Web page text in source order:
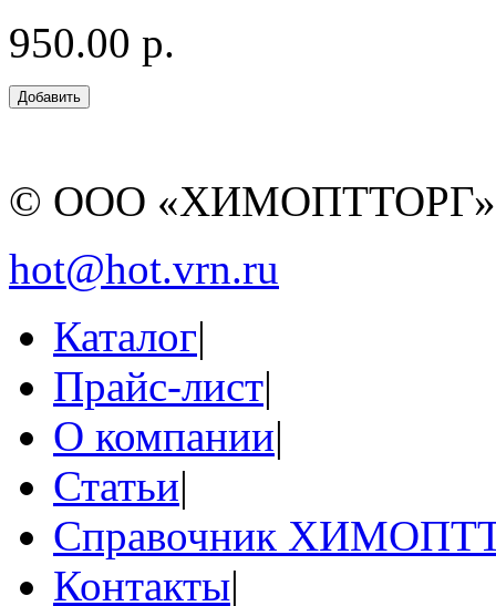
950.00 р.
© ООО
hot@hot.vrn.ru
Каталог|
Прайс-лист|
О компании|
Статьи|
Справочник
Контакты|